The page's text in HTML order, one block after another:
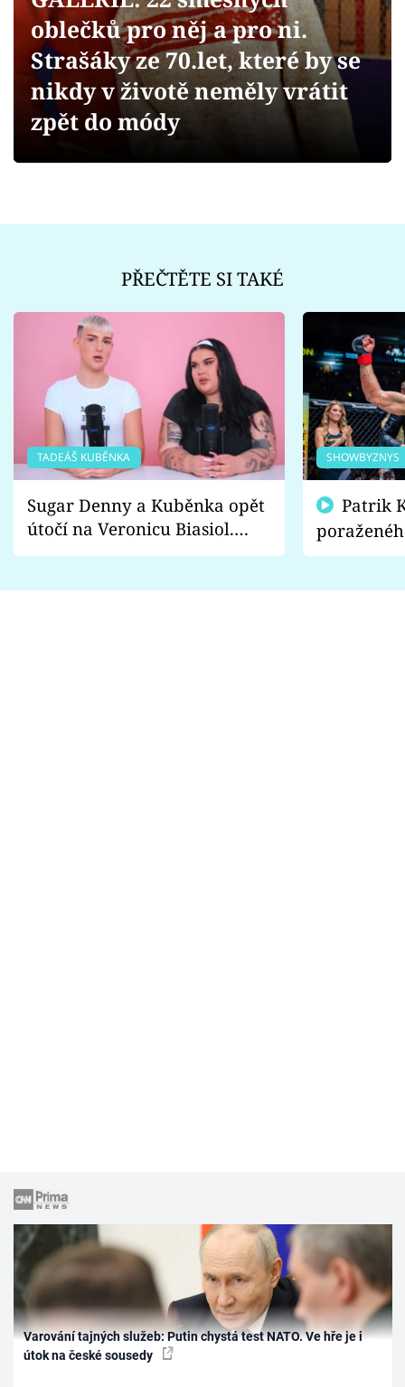
Videa
Sledujte prima+
oblečků pro něj a pro ni.
Strašáky ze 70.let, které by se
nikdy v životě neměly vrátit
zpět do módy
PŘEČTĚTE SI TAKÉ
TADEÁŠ KUBĚNKA
Sugar Denny a Kuběnka opět
útočí na Veronicu Biasiol.
Proč je podle nich falešná a
SHOWBYZNYS
fanoušci
Varování tajných služeb: Putin chystá test NATO. Ve hře je i
útok na české sousedy